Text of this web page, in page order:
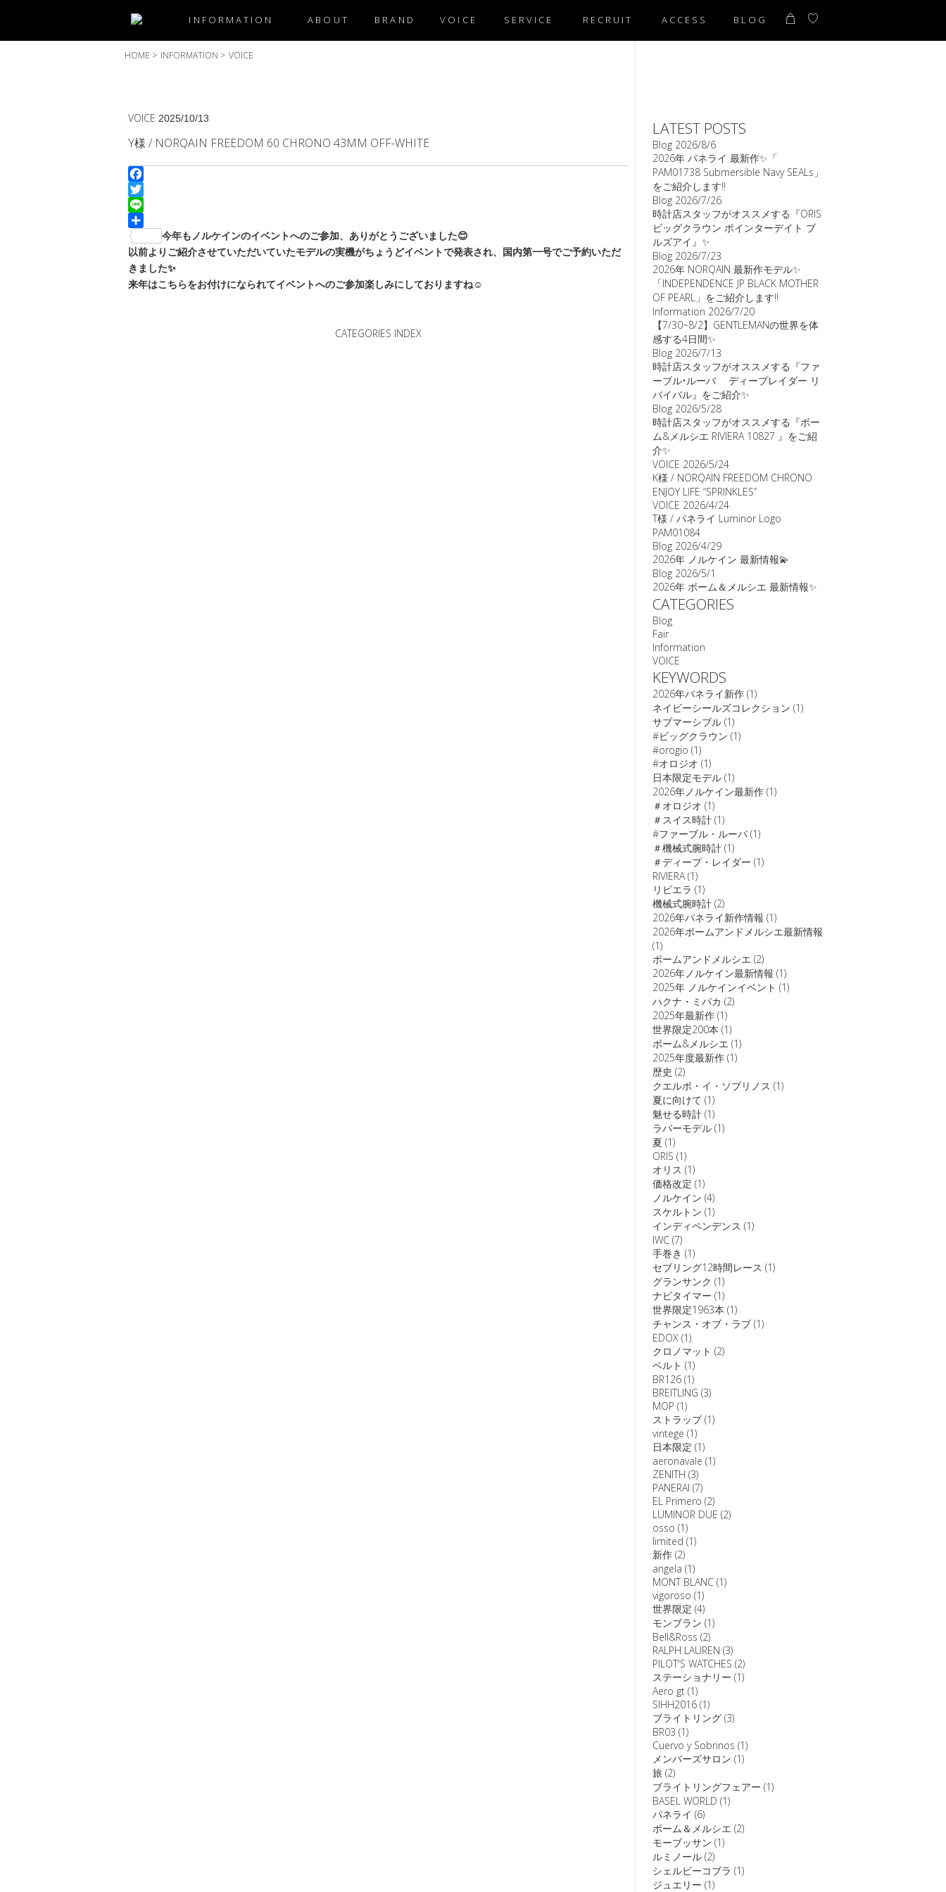
INFORMATION ABOUT BRAND VOICE SERVICE RECRUIT ACCESS BLOG
HOME > INFORMATION > VOICE
VOICE 2025/10/13
Y様 / NORQAIN FREEDOM 60 CHRONO 43MM OFF-WHITE
Facebook
Twitter
Line
共
有
今年もノルケインのイベントへのご参加、ありがとうございました😊
以前よりご紹介させていただいていたモデルの実機がちょうどイベントで発表され、国内第一号でご予約いただ
きました✨
来年はこちらをお付けになられてイベントへのご参加楽しみにしておりますね☺️
CATEGORIES INDEX
LATEST POSTS
Blog 2026/8/6
2026年 パネライ 最新作✨「
PAM01738 Submersible Navy SEALs」
をご紹介します‼️
Blog 2026/7/26
時計店スタッフがオススメする『ORIS
ビッグクラウン ポインターデイト ブ
ルズアイ』✨
Blog 2026/7/23
2026年 NORQAIN 最新作モデル✨
「INDEPENDENCE JP BLACK MOTHER
OF PEARL」をご紹介します‼️
Information 2026/7/20
【7/30~8/2】GENTLEMANの世界を体
感する4日間✨
Blog 2026/7/13
時計店スタッフがオススメする『ファ
ーブル•ルーバ ディープレイダー リ
バイバル』をご紹介✨
Blog 2026/5/28
時計店スタッフがオススメする『ボー
ム&メルシエ RIVIERA 10827 』をご紹
介✨
VOICE 2026/5/24
K様 / NORQAIN FREEDOM CHRONO
ENJOY LIFE “SPRINKLES”
VOICE 2026/4/24
T様 / パネライ Luminor Logo
PAM01084
Blog 2026/4/29
2026年 ノルケイン 最新情報💫
Blog 2026/5/1
2026年 ボーム＆メルシエ 最新情報✨
CATEGORIES
Blog
Fair
Information
VOICE
KEYWORDS
2026年パネライ新作 (1)
ネイビーシールズコレクション (1)
サブマーシブル (1)
#ビッグクラウン (1)
#orogio (1)
#オロジオ (1)
日本限定モデル (1)
2026年ノルケイン最新作 (1)
＃オロジオ (1)
＃スイス時計 (1)
#ファーブル・ルーバ(1)
＃機械式腕時計 (1)
＃ディープ・レイダー (1)
RIVIERA(1)
リビエラ (1)
機械式腕時計 (2)
2026年パネライ新作情報 (1)
2026年ボームアンドメルシエ最新情報
(1)
ボームアンドメルシエ (2)
2026年ノルケイン最新情報 (1)
2025年 ノルケインイベント (1)
ハクナ・ミパカ (2)
2025年最新作 (1)
世界限定200本 (1)
ボーム&メルシエ (1)
2025年度最新作 (1)
歴史 (2)
クエルボ・イ・ソブリノス (1)
夏に向けて (1)
魅せる時計 (1)
ラバーモデル (1)
夏 (1)
ORIS (1)
オリス (1)
価格改定 (1)
ノルケイン (4)
スケルトン (1)
インディペンデンス (1)
IWC (7)
手巻き (1)
セブリング12時間レース (1)
グランサンク (1)
ナビタイマー (1)
世界限定1963本 (1)
チャンス・オブ・ラブ (1)
EDOX (1)
クロノマット (2)
ベルト (1)
BR126 (1)
BREITLING (3)
MOP (1)
ストラップ(1)
vintege (1)
日本限定 (1)
aeronavale (1)
ZENITH (3)
PANERAI (7)
EL Primero (2)
LUMINOR DUE (2)
osso (1)
limited (1)
新作 (2)
angela (1)
MONT BLANC (1)
vigoroso (1)
世界限定 (4)
モンブラン (1)
Bell&Ross (2)
RALPH LAUREN (3)
PILOT'S WATCHES (2)
ステーショナリー (1)
Aero gt (1)
SIHH2016 (1)
ブライトリング (3)
BR03 (1)
Cuervo y Sobrinos (1)
メンバーズサロン (1)
旅 (2)
ブライトリングフェアー (1)
BASEL WORLD (1)
パネライ (6)
ボーム＆メルシエ (2)
モーブッサン (1)
ルミノール (2)
シェルビーコブラ (1)
ジュエリー (1)